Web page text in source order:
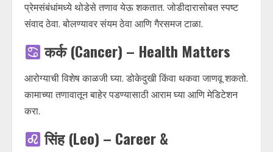
प्रेमसंबंधांमध्ये थोडेसे तणाव येऊ शकतात. जोडीदारासोबत स्पष्ट
संवाद ठेवा. बोलण्यावर संयम ठेवा आणि गैरसमज टाळा.
कर्क (Cancer) – Health Matters
आरोग्याची विशेष काळजी घ्या. डोकेदुखी किंवा थकवा जाणवू शकतो.
कामाच्या तणावातून बाहेर पडण्यासाठी आराम घ्या आणि मेडिटेशन
करा.
सिंह (Leo) – Career &